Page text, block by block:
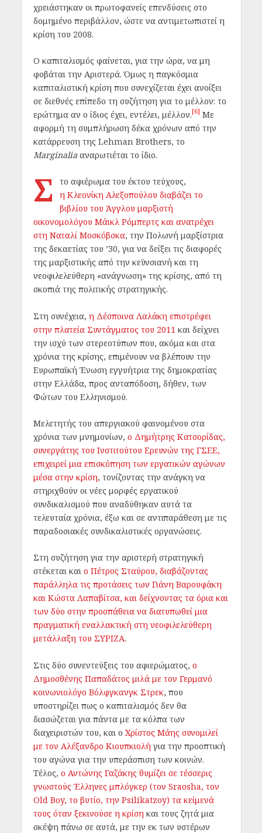
χρειάστηκαν οι πρωτοφανείς επενδύσεις στο
δομημένο περιβάλλον, ώστε να αντιμετωπιστεί η
κρίση του 2008.
Ο καπιταλισμός φαίνεται, για την ώρα, να μη
φοβάται την Αριστερά. Όμως η παγκόσμια
καπιταλιστική κρίση που συνεχίζεται έχει ανοίξει
σε διεθνές επίπεδο τη συζήτηση για το μέλλον: το
ερώτημα αν ο ίδιος έχει, εντέλει, μέλλον.[6] Με
αφορμή τη συμπλήρωση δέκα χρόνων από την
κατάρρευση της Lehman Brothers, το
Μarginaliaαναρωτιέται το ίδιο.
Σ
το αφιέρωμα του έκτου τεύχους,
η Κλεονίκη Αλεξοπούλου διαβάζει το
βιβλίου του Άγγλου μαρξιστή
οικονομολόγου Μάικλ Ρόμπερτς και ανατρέχει
στη Ναταλί Μοσκόβσκα, την Πολωνή μαρξίστρια
της δεκαετίας του ’30, για να δείξει τις διαφορές
της μαρξιστικής από την κεϋνσιανή και τη
νεοφιλελεύθερη «ανάγνωση» της κρίσης, από τη
σκοπιά της πολιτικής στρατηγικής.
Στη συνέχεια, η Δέσποινα Λαλάκη επιστρέφει
στην πλατεία Συντάγματος του 2011 και δείχνει
την ισχύ των στερεοτύπων που, ακόμα και στα
χρόνια της κρίσης, επιμένουν να βλέπουν την
Ευρωπαϊκή Ένωση εγγυήτρια της δημοκρατίας
στην Ελλάδα, προς ανταπόδοση, δήθεν, των
Φώτων του Ελληνισμού.
Μελετητής του απεργιακού φαινομένου στα
χρόνια των μνημονίων, ο Δημήτρης Κατσορίδας,
συνεργάτης του Ινστιτούτου Ερευνών της ΓΣΕΕ,
επιχειρεί μια επισκόπηση των εργατικών αγώνων
μέσα στην κρίση, τονίζοντας την ανάγκη να
στηριχθούν οι νέες μορφές εργατικού
συνδικαλισμού που αναδύθηκαν αυτά τα
τελευταία χρόνια, έξω και σε αντιπαράθεση με τις
παραδοσιακές συνδικαλιστικές οργανώσεις.
Στη συζήτηση για την αριστερή στρατηγική
στέκεται και ο Πέτρος Σταύρου, διαβάζοντας
παράλληλα τις προτάσεις των Γιάνη Βαρουφάκη
και Κώστα Λαπαβίτσα, και δείχνοντας τα όρια και
των δύο στην προσπάθεια να διατυπωθεί μια
πραγματική εναλλακτική στη νεοφιλελεύθερη
μετάλλαξη του ΣΥΡΙΖΑ.
Στις δύο συνεντεύξεις του αφιερώματος, ο
Δημοσθένης Παπαδάτος μιλά με τον Γερμανό
κοινωνιολόγο Βόλφγκανγκ Στρεκ, που
υποστηρίζει πως ο καπιταλισμός δεν θα
διασώζεται για πάντα με τα κόλπα των
διαχειριστών του, και ο Χρίστος Μάης συνομιλεί
με τον Αλέξανδρο Κιουπκιολή για την προοπτική
του αγώνα για την υπεράσπιση των κοινών.
Τέλος, ο Αντώνης Γαζάκης θυμίζει σε τέσσερις
γνωστούς Έλληνες μπλόγκερ (τον Sraosha, τον
Οld Boy, το βυτίο, την Psilikatzoy) τα κείμενά
τους όταν ξεκινούσε η κρίση και τους ζητά μια
σκέψη πάνω σε αυτά, με την εκ των υστέρων